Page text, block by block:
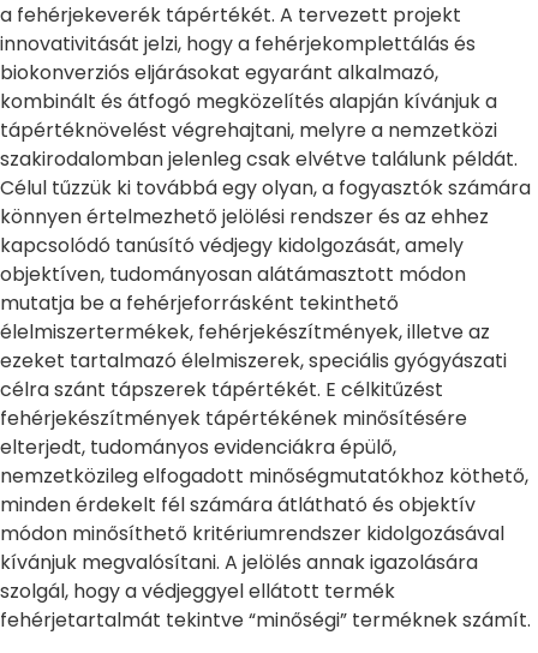
a fehérjekeverék tápértékét. A tervezett projekt
innovativitását jelzi, hogy a fehérjekomplettálás és
biokonverziós eljárásokat egyaránt alkalmazó,
kombinált és átfogó megközelítés alapján kívánjuk a
tápértéknövelést végrehajtani, melyre a nemzetközi
szakirodalomban jelenleg csak elvétve találunk példát.
Célul tűzzük ki továbbá egy olyan, a fogyasztók számára
könnyen értelmezhető jelölési rendszer és az ehhez
kapcsolódó tanúsító védjegy kidolgozását, amely
objektíven, tudományosan alátámasztott módon
mutatja be a fehérjeforrásként tekinthető
élelmiszertermékek, fehérjekészítmények, illetve az
ezeket tartalmazó élelmiszerek, speciális gyógyászati
célra szánt tápszerek tápértékét. E célkitűzést
fehérjekészítmények tápértékének minősítésére
elterjedt, tudományos evidenciákra épülő,
nemzetközileg elfogadott minőségmutatókhoz köthető,
minden érdekelt fél számára átlátható és objektív
módon minősíthető kritériumrendszer kidolgozásával
kívánjuk megvalósítani. A jelölés annak igazolására
szolgál, hogy a védjeggyel ellátott termék
fehérjetartalmát tekintve “minőségi” terméknek számít.